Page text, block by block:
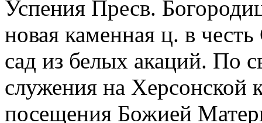
Успения Пресв.
новая каменная ц. в
сад из белых акаций. По
служения на Херсонской
посещения Божией